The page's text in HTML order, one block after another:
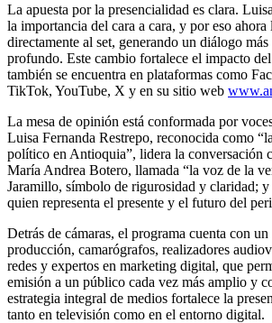
La apuesta por la presencialidad es clara.
la importancia del cara a cara, y por eso ahora
directamente al set, generando un diálogo
profundo. Este cambio fortalece el impacto
también se encuentra en plataformas como
TikTok, YouTube, X y en su sitio web
La mesa de opinión está conformada por
Luisa Fernanda Restrepo, reconocida como
político en Antioquia”, lidera la conversación
María Andrea Botero, llamada “la voz de la
Jaramillo, símbolo de rigurosidad y claridad;
quien representa el presente y el futuro del
Detrás de cámaras, el programa cuenta con
producción, camarógrafos, realizadores
redes y expertos en marketing digital, que
emisión a un público cada vez más amplio y
estrategia integral de medios fortalece la
tanto en televisión como en el entorno digital.